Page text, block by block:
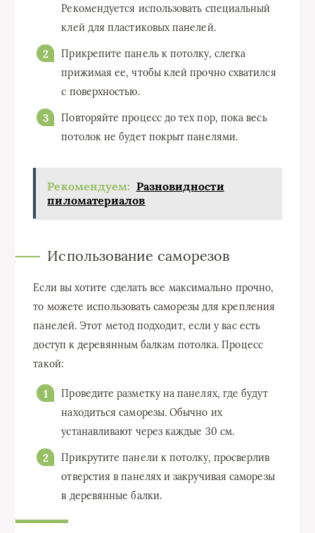
Рекомендуется использовать специальный
клей для пластиковых панелей.
Прикрепите панель к потолку, слегка
прижимая ее, чтобы клей прочно схватился
с поверхностью.
Повторяйте процесс до тех пор, пока весь
потолок не будет покрыт панелями.
Рекомендуем: Разновидности
пиломатериалов
Использование саморезов
Если вы хотите сделать все максимально прочно,
то можете использовать саморезы для крепления
панелей. Этот метод подходит, если у вас есть
доступ к деревянным балкам потолка. Процесс
такой:
Проведите разметку на панелях, где будут
находиться саморезы. Обычно их
устанавливают через каждые 30 см.
Прикрутите панели к потолку, просверлив
отверстия в панелях и закручивая саморезы
в деревянные балки.